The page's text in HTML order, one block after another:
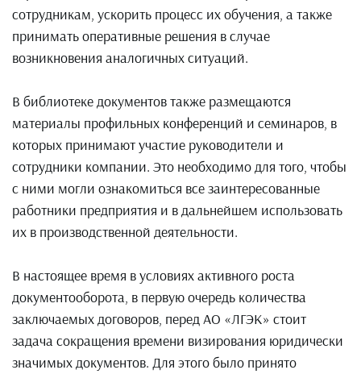
сотрудникам, ускорить процесс их обучения, а также
принимать оперативные решения в случае
возникновения аналогичных ситуаций.
В библиотеке документов также размещаются
материалы профильных конференций и семинаров, в
которых принимают участие руководители и
сотрудники компании. Это необходимо для того, чтобы
с ними могли ознакомиться все заинтересованные
работники предприятия и в дальнейшем использовать
их в производственной деятельности.
В настоящее время в условиях активного роста
документооборота, в первую очередь количества
заключаемых договоров, перед АО «ЛГЭК» стоит
задача сокращения времени визирования юридически
значимых документов. Для этого было принято